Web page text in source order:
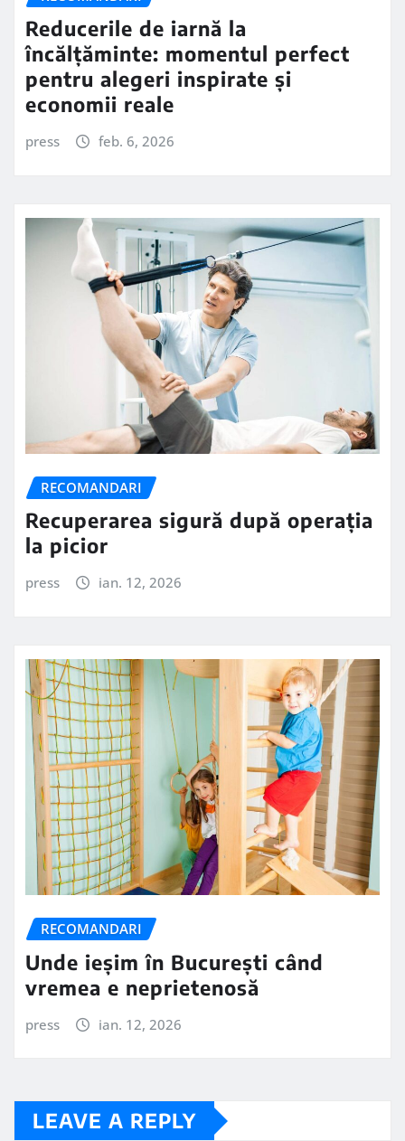
Reducerile de iarnă la
încălțăminte: momentul perfect
pentru alegeri inspirate și
economii reale
press feb. 6, 2026
RECOMANDARI
Recuperarea sigură după operația
la picior
press ian. 12, 2026
RECOMANDARI
Unde ieșim în București când
vremea e neprietenosă
press ian. 12, 2026
LEAVE A REPLY